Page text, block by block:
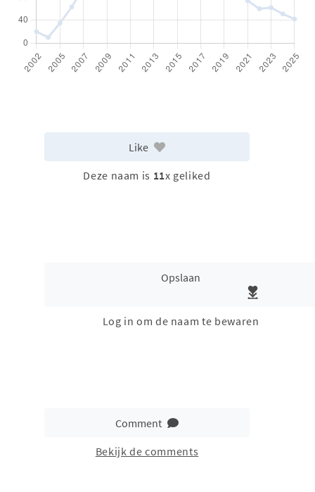
Like
Deze naam is 11x geliked
Opslaan
Log in om de naam te bewaren
Comment
Bekijk de comments